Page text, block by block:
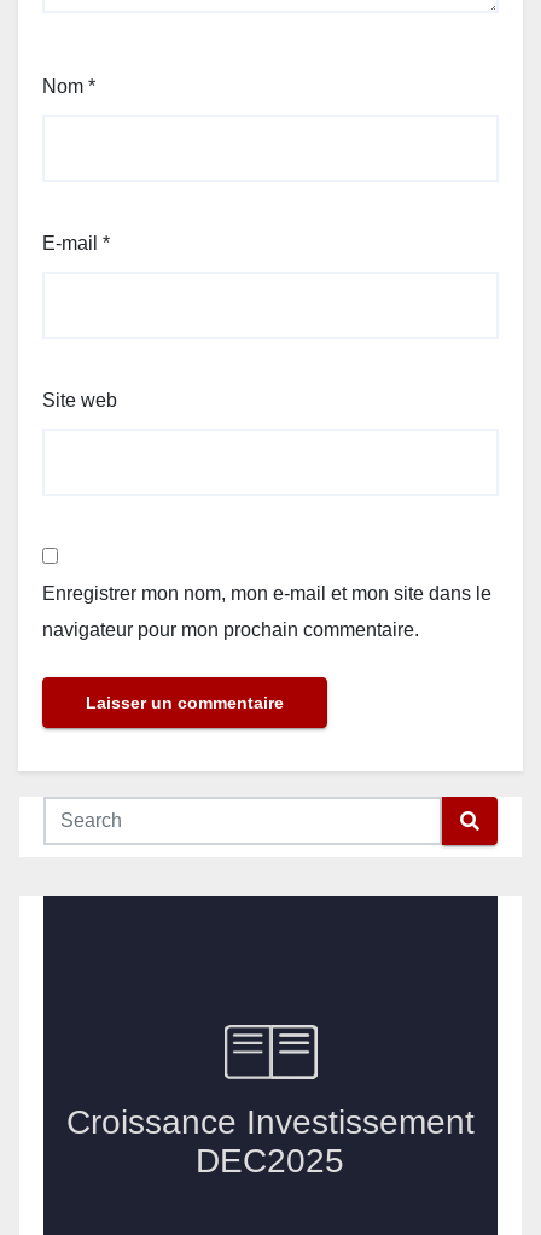
Nom *
E-mail *
Site web
Enregistrer mon nom, mon e-mail et mon site dans le
navigateur pour mon prochain commentaire.